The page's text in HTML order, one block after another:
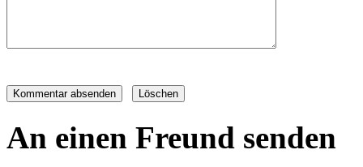
An einen Freund senden